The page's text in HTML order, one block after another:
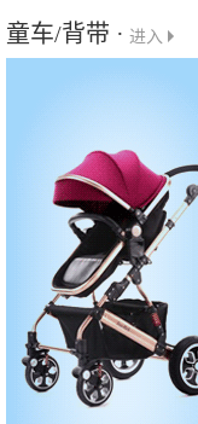
童车/背带 · 进入